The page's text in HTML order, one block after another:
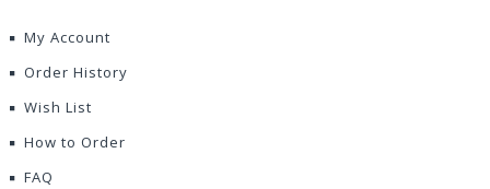
My Account
Order History
Wish List
How to Order
FAQ